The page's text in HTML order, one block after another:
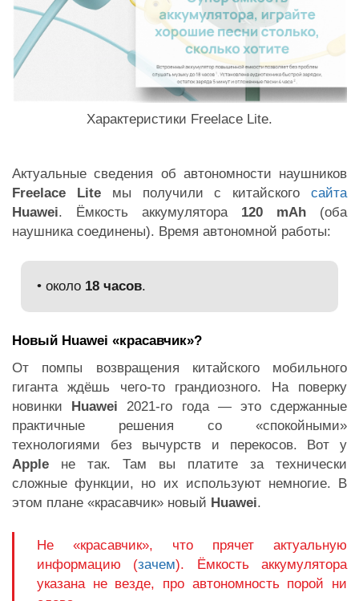
Характеристики Freelace Lite.
Актуальные сведения об автономности наушников
Freelace Liteмы получили с китайскогосайта
Huawei. Ёмкость аккумулятора 120 mAh (оба
наушника соединены). Время автономной работы:
• около 18 часов.
Новый Huawei «красавчик»?
От помпы возвращения китайского мобильного
гиганта ждёшь чего-то грандиозного. На поверку
новинки Huawei 2021-го года — это сдержанные
практичные решения со «спокойными»
технологиями без вычурств и перекосов. Вот у
Apple не так. Там вы платите за технически
сложные функции, но их используют немногие. В
этом плане «красавчик» новый Huawei.
Не «красавчик», что прячет актуальную
информацию (зачем). Ёмкость аккумулятора
указана не везде, про автономность порой ни